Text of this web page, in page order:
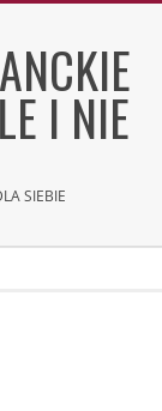
I NIE
SIEBIE